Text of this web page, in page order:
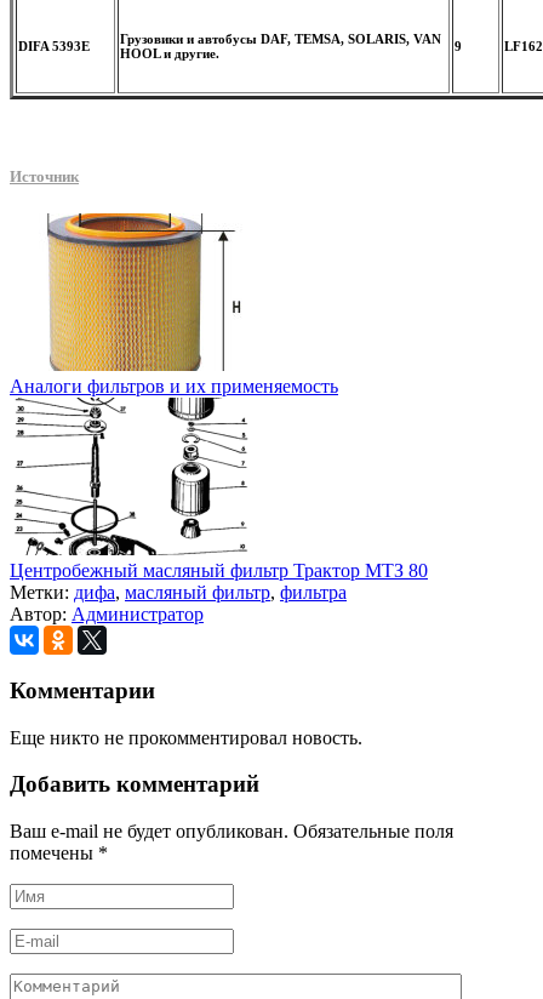
DIFA 5393E
Грузовики и автобусы DAF, TEMSA, SOLARIS, VAN
HOOL и другие.
9
Источник
Аналоги фильтров и их применяемость
Центробежный масляный фильтр Трактор МТЗ 80
Метки: дифа, масляный фильтр, фильтра
Автор: Администратор
Комментарии
Еще никто не прокомментировал новость.
Добавить комментарий
Ваш e-mail не будет опубликован. Обязательные поля
помечены *